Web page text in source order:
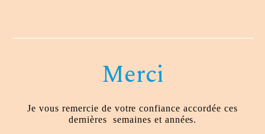
Merci
Je vous remercie de votre confiance accordée ces
dernières semaines et années.